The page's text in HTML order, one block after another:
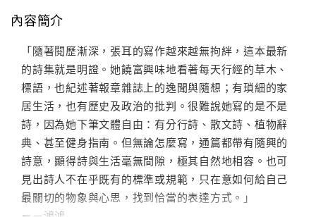
內容簡介
「隨著閱歷漸深，張耳的寫作越來越無拘絆，這本最新
的詩集就是明證。她饒富興味地看著每天行經的草木、
標語，也紀述著報章雜誌上的逸聞與隨想；有瑣細的家
居生活，也有歷史及政治的批判。很難說她寫的是不是
詩，因為她下筆文體自由：有分行詩、散文詩、植物辭
典、甚至健身指南。但無論怎麼寫，通篇都帶有隨興的
詩意，顯得詩與生活毫無間隙，極其自然地相容。也可
見出詩人不在乎既有的標準或規範，只在意如何給自己
最關切的物象與心思，找到恰當的表達方式。」